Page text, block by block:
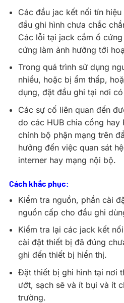
Các đầu jac kết nối tín
đầu ghi hình chưa chắc
Các lỗi tại jack cắm ổ
cứng làm ảnh hưởng tới
Trong quá trình sử dụng
nhiều, hoặc bị ẩm thấp,
dụng, đặt đầu ghi tại nơi
Các sự cố liên quan đến
do các HUB chia cổng hay
chính bộ phận mạng trên
hưởng đến việc quan sát
interner hay mạng nội bộ.
Cách khắc phục:
Kiểm tra nguồn, phần cài
nguồn cấp cho đầu ghi
Kiểm tra lại các jack kết
cài đặt thiết bị đã đúng
ghi đến thiết bị hiển thị.
Đặt thiết bị ghi hình tại nơi
ướt, sạch sẽ và ít bụi và ít
trường.